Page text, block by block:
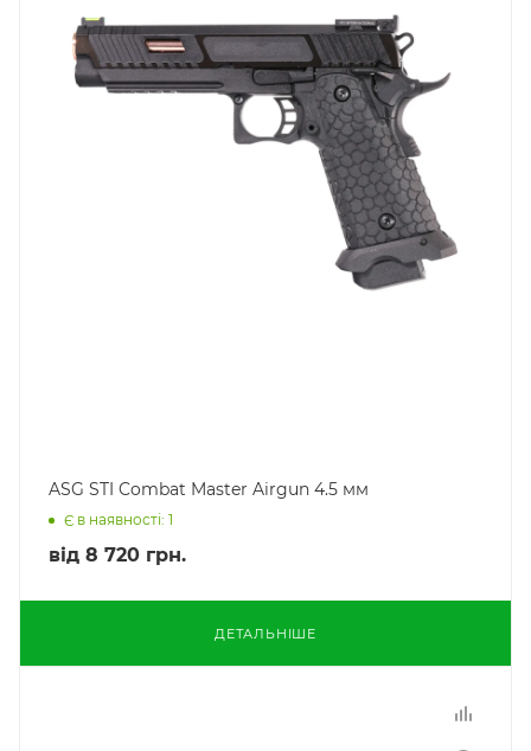
ASG STI Combat Master Airgun 4.5 мм
Є в наявності: 1
від 8 720 грн.
ДЕТАЛЬНІШЕ